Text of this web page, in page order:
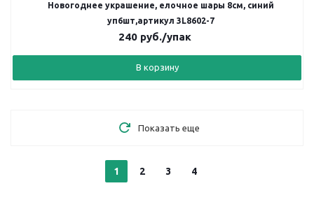
Новогоднее украшение, елочное шары 8см, синий
уп6шт,артикул 3L8602-7
240руб./упак
В корзину
Показать еще
1 2 3 4